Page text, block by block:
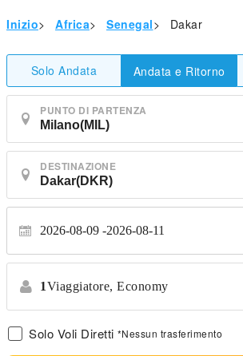
Inizio> Africa> Senegal> Dakar
Solo Andata Andata e Ritorno
PUNTO DI PARTENZA
DESTINAZIONE
2026-08-09 2026-08-11
1Viaggiatore, Economy
Solo Voli Diretti *Nessun trasferimento